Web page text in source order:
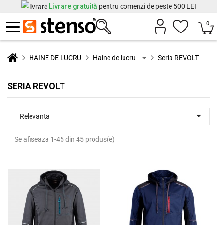
Livrare gratuită pentru comenzi de peste 500 LEI
0
HAINE DE LUCRU Haine de lucru Seria REVOLT
SERIA REVOLT
Relevanta 
Se afiseaza 1-45 din 45 produs(e)